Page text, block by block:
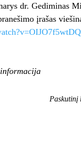
dr. Gediminas
įrašas
Paskutinį